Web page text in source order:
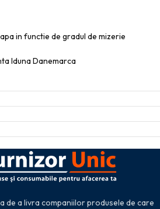
in functie de gradul de mizerie
Iduna Danemarca
de a livra companiilor produsele de care